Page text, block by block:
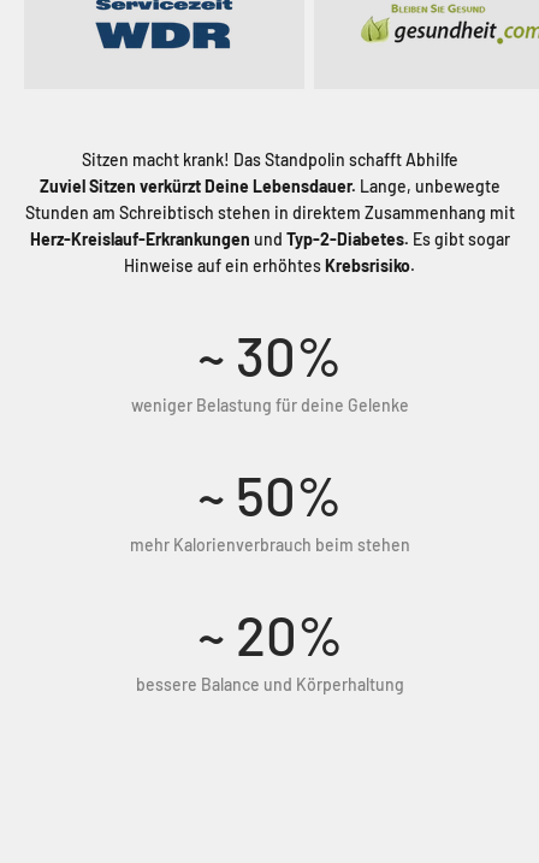
Sitzen macht krank! Das Standpolin schafft Abhilfe
Zuviel Sitzen verkürzt Deine Lebensdauer. Lange, unbewegte
Stunden am Schreibtisch stehen in direktem Zusammenhang mit
Herz-Kreislauf-Erkrankungen und Typ‑2‑Diabetes. Es gibt sogar
Hinweise auf ein erhöhtesKrebsrisiko.
~ 30%
weniger Belastung für deine Gelenke
~ 50%
mehr Kalorienverbrauch beim stehen
~ 20%
bessere Balance und Körperhaltung
Du hast Bedenken, ob sich das Standpolin wirklich gut in